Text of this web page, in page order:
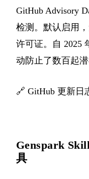
GitHub Advisory
检测。默认启用，
许可证。自 2025
动防止了数百起
🔗 GitHub 更新日
Genspark
具